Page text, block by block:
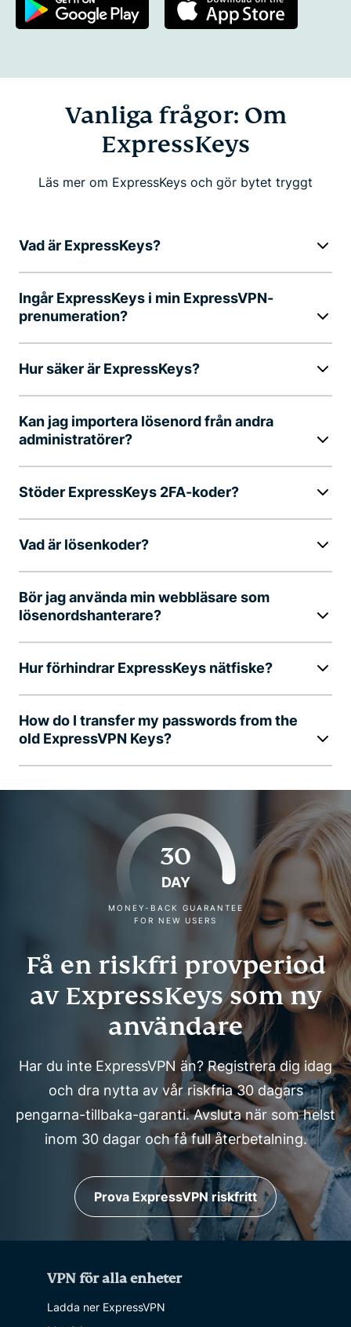
Vanliga frågor: Om
ExpressKeys
Läs mer om ExpressKeys och gör bytet tryggt
Vad är ExpressKeys?
Ingår ExpressKeys i min ExpressVPN-
prenumeration?
Hur säker är ExpressKeys?
Kan jag importera lösenord från andra
administratörer?
Stöder ExpressKeys 2FA-koder?
Vad är lösenkoder?
Bör jag använda min webbläsare som
lösenordshanterare?
Hur förhindrar ExpressKeys nätfiske?
How do I transfer my passwords from the
old ExpressVPN Keys?
30
DAY
MONEY-BACK GUARANTEE
FOR NEW USERS
Få en riskfri provperiod
av ExpressKeys som ny
användare
Har du inte ExpressVPN än? Registrera dig idag
och dra nytta av vår riskfria 30 dagars
pengarna-tillbaka-garanti. Avsluta när som helst
inom 30 dagar och få full återbetalning.
Prova ExpressVPN riskfritt
VPN för alla enheter
Ladda ner ExpressVPN